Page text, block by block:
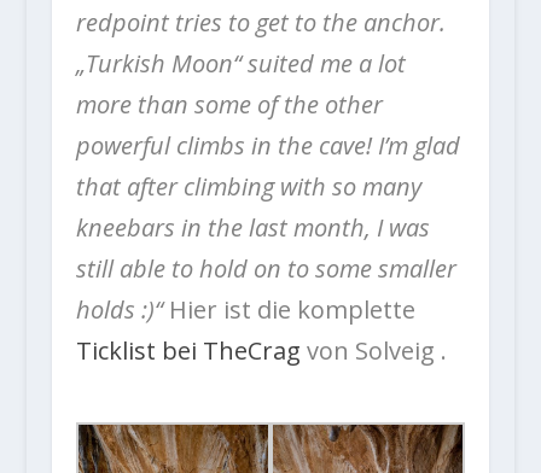
redpoint tries to get to the anchor.
„Turkish Moon“ suited me a lot
more than some of the other
powerful climbs in the cave! I’m glad
that after climbing with so many
kneebars in the last month, I was
still able to hold on to some smaller
holds :)“Hier ist die komplette
Ticklist bei TheCrag von Solveig .